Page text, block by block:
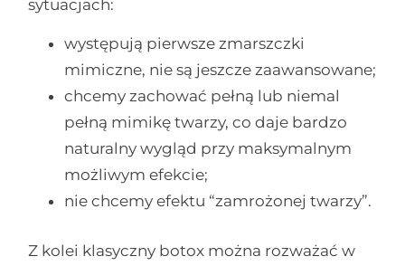
sytuacjach:
występują pierwsze zmarszczki
mimiczne, nie są jeszcze zaawansowane;
chcemy zachować pełną lub niemal
pełną mimikę twarzy, co daje bardzo
naturalny wygląd przy maksymalnym
możliwym efekcie;
nie chcemy efektu “zamrożonej twarzy”.
Z kolei klasyczny botox można rozważać w